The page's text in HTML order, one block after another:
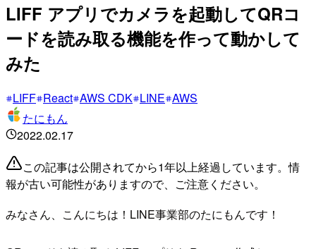
LIFF アプリでカメラを起動してQRコ
ードを読み取る機能を作って動かして
みた
LIFF React AWS CDK LINE AWS
たにもん
2022.02.17
この記事は公開されてから1年以上経過しています。情
報が古い可能性がありますので、ご注意ください。
みなさん、こんにちは！LINE事業部のたにもんです！